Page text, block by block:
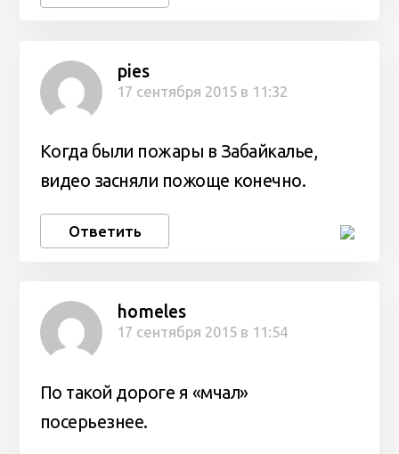
pies
17 сентября 2015 в 11:32
Когда были пожары в Забайкалье,
видео засняли пожоще конечно.
Ответить
homeles
17 сентября 2015 в 11:54
По такой дороге я «мчал»
посерьезнее.